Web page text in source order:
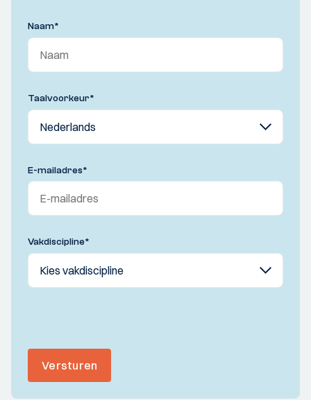
Naam*
Taalvoorkeur*
E-mailadres*
Vakdiscipline*
Versturen